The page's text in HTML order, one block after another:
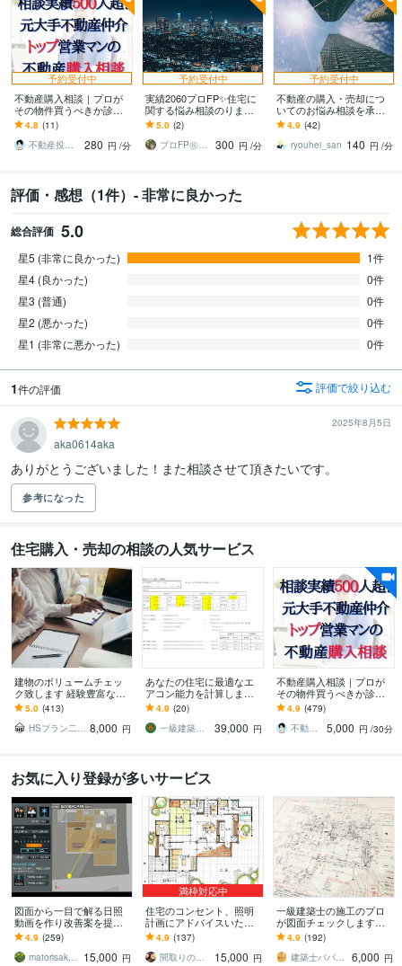
学歴
大阪産業大学 2012年3月 ~ 2015年2月
予約受付中
不動産購入相談｜プロが
その物件買うべきか診断
します 宅地建物取引士の
マンション・戸建・土
地・新築の購入アドバイ
4.8 (11)
不動産投資家MASA
280 円 /分
予約受付中
実績2060プロFP✨住宅に
関する悩み相談のります
購入/賃貸、マンション/戸
建て、新築/中古、都会/田
舎、など
5.0 (2)
プロFP㊗️2061件✨家計コンサル相談
300 円 /分
予約受付中
不動産の購入・売却につ
いてのお悩み相談を承り
ます 不動産業者の言いな
りになるのって正直怖い
です....TEL版
4.9 (42)
ryouhei_san 140 円 /分
評価・感想（1件）- 非常に良かった
総合評価 5.0
星5 (非常に良かった)
1件
星4 (良かった)
0件
星3 (普通)
0件
星2 (悪かった)
0件
星1 (非常に悪かった)
0件
1件の評価 評価で絞り込む
2025年8月5日
aka0614aka
ありがとうございました！また相談させて頂きたいです。
参考になった
住宅購入・売却の相談の人気サービス
建物のボリュームチェッ
ク致します 経験豊富な一
級建築士によるボリュー
ム検討サービス
5.0 (413)
HSプラン二ング 8,000 円
あなたの住宅に最適なエ
アコン能力を計算します 2
0帖のLDKに20畳用のエア
コンを買おうとしてませ
んか？
4.9 (20)
一級建築士うりちゃん
39,000 円
不動産購入相談｜プロが
その物件買うべきか診断
します 元不動産営業がマ
ンション・戸建・土地・
アパート購入アドバイス
4.9 (479)
不動産投資家MASA
5,000 円 /30分
お気に入り登録が多いサービス
図面から一目で解る日照
動画を作り改善案を提案
します 「こんなに日当た
りが悪かったなんて」と
後悔したくないあなたに
4.9 (259)
matorisakuzou
15,000 円
満枠対応中
住宅のコンセント、照明
計画にアドバイスいたし
ます 現役一級建築士が、
暮らす視点で照明プラン
をチェック！
4.9 (137)
間取りのアドバイザーhachikuro
15,000 円
一級建築士の施工のプロ
が図面チェックします
【注文住宅のセカンドオ
ピニオンに】
4.9 (192)
建築士パパ 一級建築士 一級施工管理技士
6,000 円